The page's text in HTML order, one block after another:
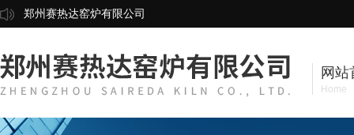
郑州赛热达窑炉有限公司
网站
Home